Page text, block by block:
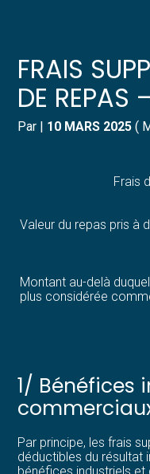
Gérer votre quotidien
Piloter votre entreprise
Être prêt pour la
électronique
Suivre votre
Gérer vos ressources
FRAIS
DE REPAS
Par | 10 MARS 2025 (
Frais
Valeur du repas pris à
Montant au-delà
plus considérée
1/ Bénéfices
Par principe, les frais
déductibles du résultat